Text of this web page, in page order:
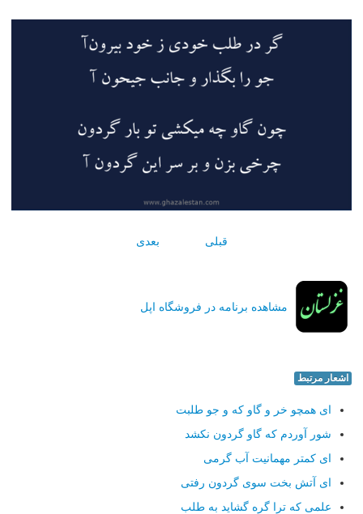
قبلی بعدی
مشاهده برنامه در فروشگاه اپل
اشعار مرتبط
ای همچو خر و گاو که و جو طلبت
شور آوردم که گاو گردون نکشد
ای کمتر مهمانیت آب گرمی
ای آتش بخت سوی گردون رفتی
علمی که ترا گره گشاید به طلب